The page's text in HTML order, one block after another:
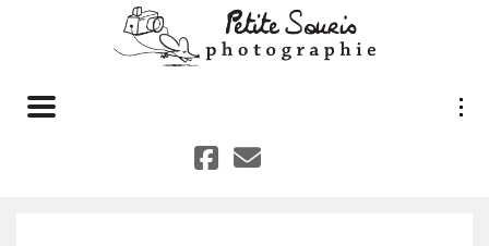
Toggle navigation